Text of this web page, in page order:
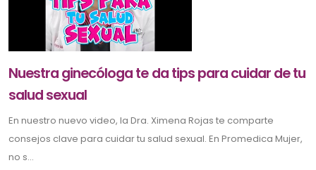
Nuestra ginecóloga te da tips para cuidar de tu
salud sexual
En nuestro nuevo video, la Dra. Ximena Rojas te comparte
consejos clave para cuidar tu salud sexual. En Promedica Mujer,
no s...